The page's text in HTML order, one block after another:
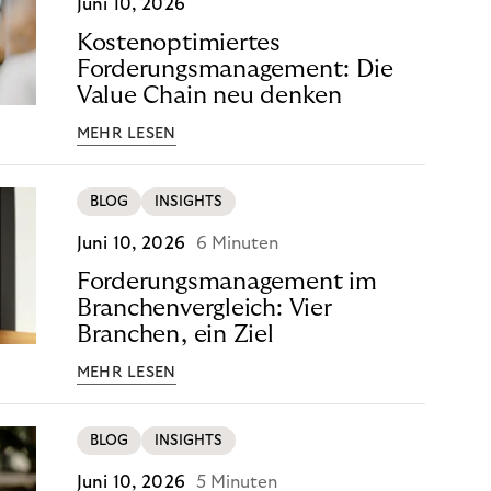
Juni 10, 2026
Kostenoptimiertes
Forderungsmanagement: Die
Value Chain neu denken
MEHR LESEN
BLOG INSIGHTS
Juni 10, 2026 6 Minuten
Forderungsmanagement im
Branchenvergleich: Vier
Branchen, ein Ziel
MEHR LESEN
BLOG INSIGHTS
Juni 10, 2026 5 Minuten